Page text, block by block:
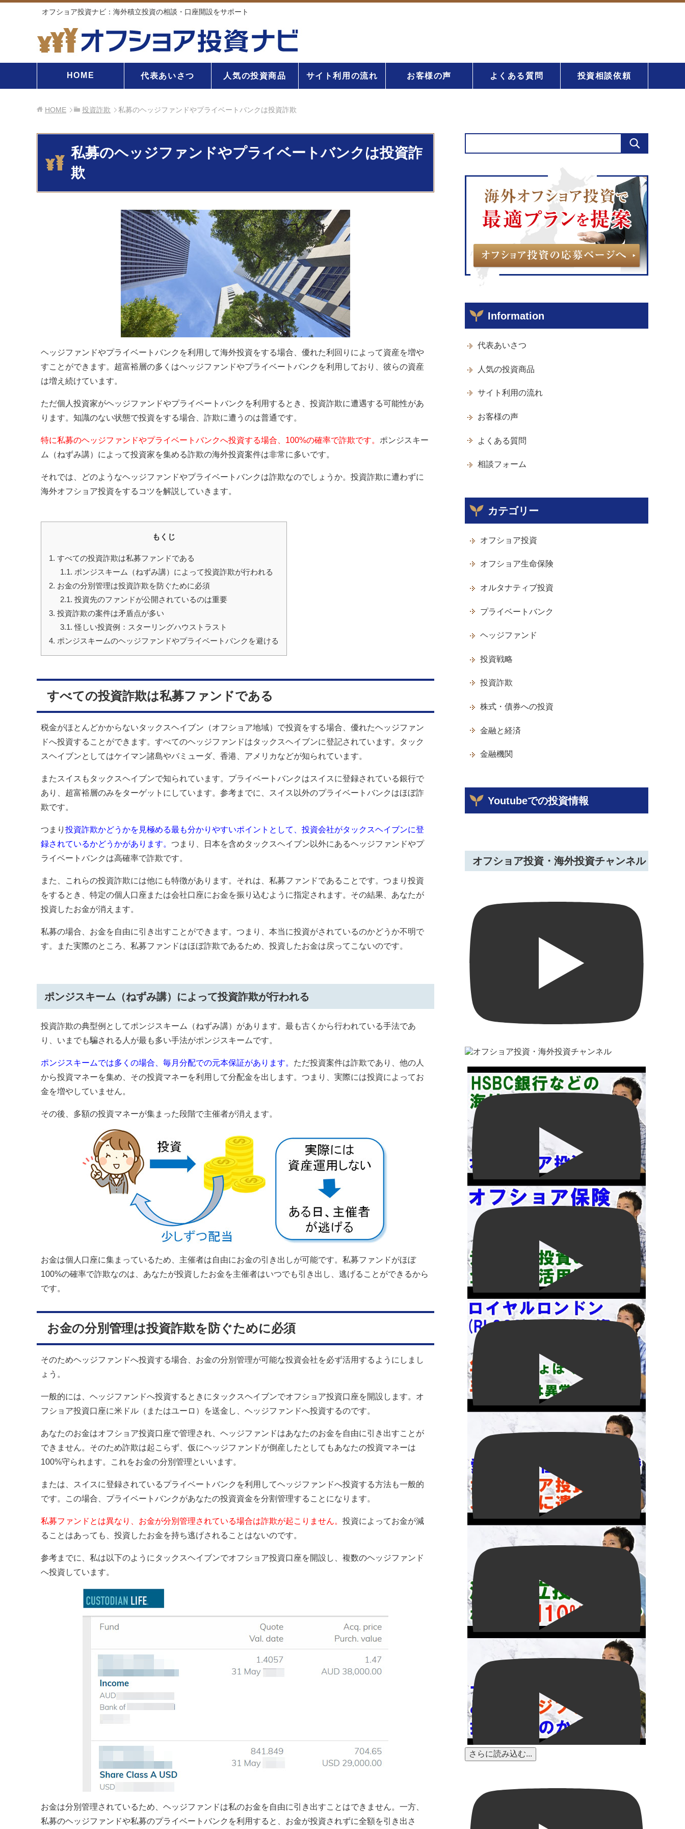
オフショア投資ナビ：海外積立投資の相談・口座開設をサポート
HOME 代表あいさつ 人気の投資商品 サイト利用の流れ お客様の声 よくある質問 投資相談依頼
HOME 投資詐欺 私募のヘッジファンドやプライベートバンクは投資詐欺
私募のヘッジファンドやプライベートバンクは投資詐
欺
ヘッジファンドやプライベートバンクを利用して海外投資をする場合、優れた利回りによって資産を増や
すことができます。超富裕層の多くはヘッジファンドやプライベートバンクを利用しており、彼らの資産
は増え続けています。
ただ個人投資家がヘッジファンドやプライベートバンクを利用するとき、投資詐欺に遭遇する可能性があ
ります。知識のない状態で投資をする場合、詐欺に遭うのは普通です。
特に私募のヘッジファンドやプライベートバンクへ投資する場合、100%の確率で詐欺です。 ポンジスキー
ム（ねずみ講）によって投資家を集める詐欺の海外投資案件は非常に多いです。
それでは、どのようなヘッジファンドやプライベートバンクは詐欺なのでしょうか。投資詐欺に遭わずに
海外オフショア投資をするコツを解説していきます。
もくじ
1. すべての投資詐欺は私募ファンドである
1.1. ポンジスキーム（ねずみ講）によって投資詐欺が行われる
2. お金の分別管理は投資詐欺を防ぐために必須
2.1. 投資先のファンドが公開されているのは重要
3. 投資詐欺の案件は矛盾点が多い
3.1. 怪しい投資例：スターリングハウストラスト
4. ポンジスキームのヘッジファンドやプライベートバンクを避ける
すべての投資詐欺は私募ファンドである
税金がほとんどかからないタックスヘイブン（オフショア地域）で投資をする場合、優れたヘッジファン
ドへ投資することができます。すべてのヘッジファンドはタックスヘイブンに登記されています。タック
スヘイブンとしてはケイマン諸島やバミューダ、香港、アメリカなどが知られています。
またスイスもタックスヘイブンで知られています。プライベートバンクはスイスに登録されている銀行で
あり、超富裕層のみをターゲットにしています。参考までに、スイス以外のプライベートバンクはほぼ詐
欺です。
つまり 投資詐欺かどうかを見極める最も分かりやすいポイントとして、投資会社がタックスヘイブンに登
録されているかどうかがあります。 つまり、日本を含めタックスヘイブン以外にあるヘッジファンドやプ
ライベートバンクは高確率で詐欺です。
また、これらの投資詐欺には他にも特徴があります。それは、私募ファンドであることです。つまり投資
をするとき、特定の個人口座または会社口座にお金を振り込むように指定されます。その結果、あなたが
投資したお金が消えます。
私募の場合、お金を自由に引き出すことができます。つまり、本当に投資がされているのかどうか不明で
す。また実際のところ、私募ファンドはほぼ詐欺であるため、投資したお金は戻ってこないのです。
ポンジスキーム（ねずみ講）によって投資詐欺が行われる
投資詐欺の典型例としてポンジスキーム（ねずみ講）があります。最も古くから行われている手法であ
り、いまでも騙される人が最も多い手法がポンジスキームです。
ポンジスキームでは多くの場合、毎月分配での元本保証があります。 ただ投資案件は詐欺であり、他の人
から投資マネーを集め、その投資マネーを利用して分配金を出します。つまり、実際には投資によってお
金を増やしていません。
その後、多額の投資マネーが集まった段階で主催者が消えます。
お金は個人口座に集まっているため、主催者は自由にお金の引き出しが可能です。私募ファンドがほぼ
100%の確率で詐欺なのは、あなたが投資したお金を主催者はいつでも引き出し、逃げることができるから
です。
お金の分別管理は投資詐欺を防ぐために必須
そのためヘッジファンドへ投資する場合、お金の分別管理が可能な投資会社を必ず活用するようにしまし
ょう。
一般的には、ヘッジファンドへ投資するときにタックスヘイブンでオフショア投資口座を開設します。オ
フショア投資口座に米ドル（またはユーロ）を送金し、ヘッジファンドへ投資するのです。
あなたのお金はオフショア投資口座で管理され、ヘッジファンドはあなたのお金を自由に引き出すことが
できません。そのため詐欺は起こらず、仮にヘッジファンドが倒産したとしてもあなたの投資マネーは
100%守られます。これをお金の分別管理といいます。
または、スイスに登録されているプライベートバンクを利用してヘッジファンドへ投資する方法も一般的
です。この場合、プライベートバンクがあなたの投資資金を分割管理することになります。
私募ファンドとは異なり、お金が分別管理されている場合は詐欺が起こりません。 投資によってお金が減
ることはあっても、投資したお金を持ち逃げされることはないのです。
参考までに、私は以下のようにタックスヘイブンでオフショア投資口座を開設し、複数のヘッジファンド
へ投資しています。
お金は分別管理されているため、ヘッジファンドは私のお金を自由に引き出すことはできません。一方、
私募のヘッジファンドや私募のプライベートバンクを利用すると、お金が投資されずに全額を引き出さ
Information
代表あいさつ
人気の投資商品
サイト利用の流れ
お客様の声
よくある質問
相談フォーム
カテゴリー
オフショア投資
オフショア生命保険
オルタナティブ投資
プライベートバンク
ヘッジファンド
投資戦略
投資詐欺
株式・債券への投資
金融と経済
金融機関
Youtubeでの投資情報
オフショア投資・海外投資チャンネル
さらに読み込む...